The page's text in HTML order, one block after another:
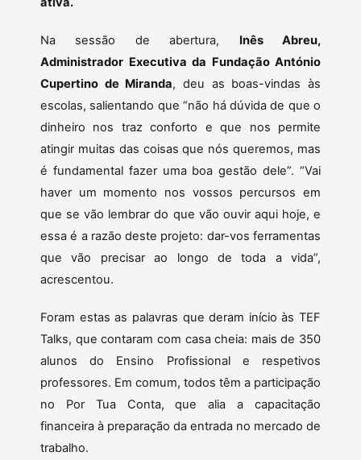
Na sessão de abertura, Inês Abreu,
Administrador Executiva da Fundação António
Cupertino de Miranda, deu as boas-vindas às
escolas, salientando que “não há dúvida de que o
dinheiro nos traz conforto e que nos permite
atingir muitas das coisas que nós queremos, mas
é fundamental fazer uma boa gestão dele”. “Vai
haver um momento nos vossos percursos em
que se vão lembrar do que vão ouvir aqui hoje, e
essa é a razão deste projeto: dar-vos ferramentas
que vão precisar ao longo de toda a vida”,
acrescentou.
Foram estas as palavras que deram início às TEF
Talks, que contaram com casa cheia: mais de 350
alunos do Ensino Profissional e respetivos
professores. Em comum, todos têm a participação
no Por Tua Conta, que alia a capacitação
financeira à preparação da entrada no mercado de
trabalho.